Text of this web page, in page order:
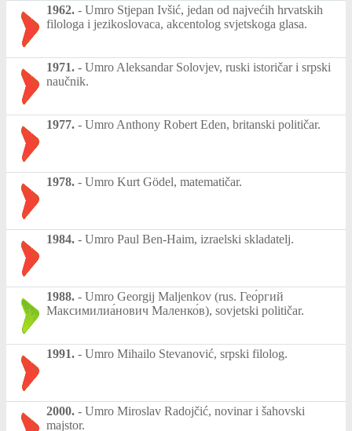
1962. - Umro Stjepan Ivšić, jedan od najvećih hrvatskih
filologa i jezikoslovaca, akcentolog svjetskoga glasa.
1971. - Umro Aleksandar Solovjev, ruski istoričar i srpski
naučnik.
1977. - Umro Anthony Robert Eden, britanski političar.
1978. - Umro Kurt Gödel, matematičar.
1984. - Umro Paul Ben-Haim, izraelski skladatelj.
1988. - Umro Georgij Maljenkov (rus. Гео́ргий
Максимилиа́нович Маленко́в), sovjetski političar.
1991. - Umro Mihailo Stevanović, srpski filolog.
2000. - Umro Miroslav Radojčić, novinar i šahovski
majstor.